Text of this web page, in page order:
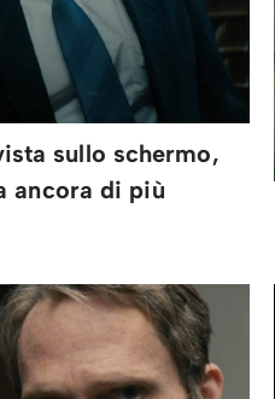
sullo schermo,
ancora di più